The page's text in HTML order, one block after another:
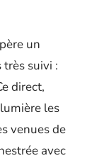
un
suivi :
direct,
les
venues de
avec